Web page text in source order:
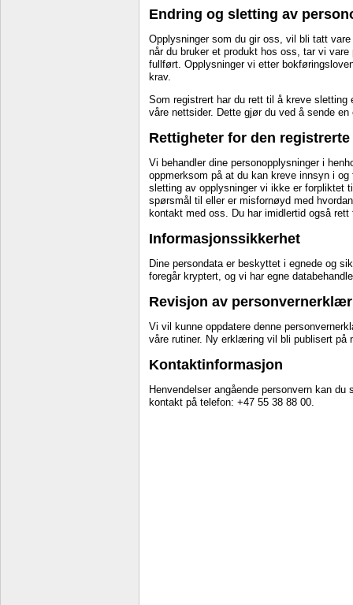
Endring og sletting av
Opplysninger som du gir oss, vil bli tatt
når du bruker et produkt hos oss, tar vi
fullført. Opplysninger vi etter
krav.
Som registrert har du rett til å kreve sletting
våre nettsider. Dette gjør du ved å sende
Rettigheter for den registrerte
Vi behandler dine personopplysninger i
oppmerksom på at du kan kreve innsyn i
sletting av opplysninger vi ikke er forpliktet
spørsmål til eller er misfornøyd med
kontakt med oss. Du har imidlertid også
Informasjonssikkerhet
Dine persondata er beskyttet i egnede og
foregår kryptert, og vi har egne
Revisjon av
Vi vil kunne oppdatere denne
våre rutiner. Ny erklæring vil bli publisert på
Kontaktinformasjon
Henvendelser angående personvern kan
kontakt på telefon: +47 55 38 88 00.